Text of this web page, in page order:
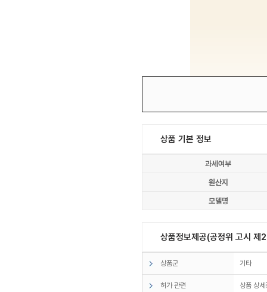
상품 기본 정보
과세여부
원산지
모델명
상품정보제공(공정위 고시
상품군 기타
허가 관련 상품 상